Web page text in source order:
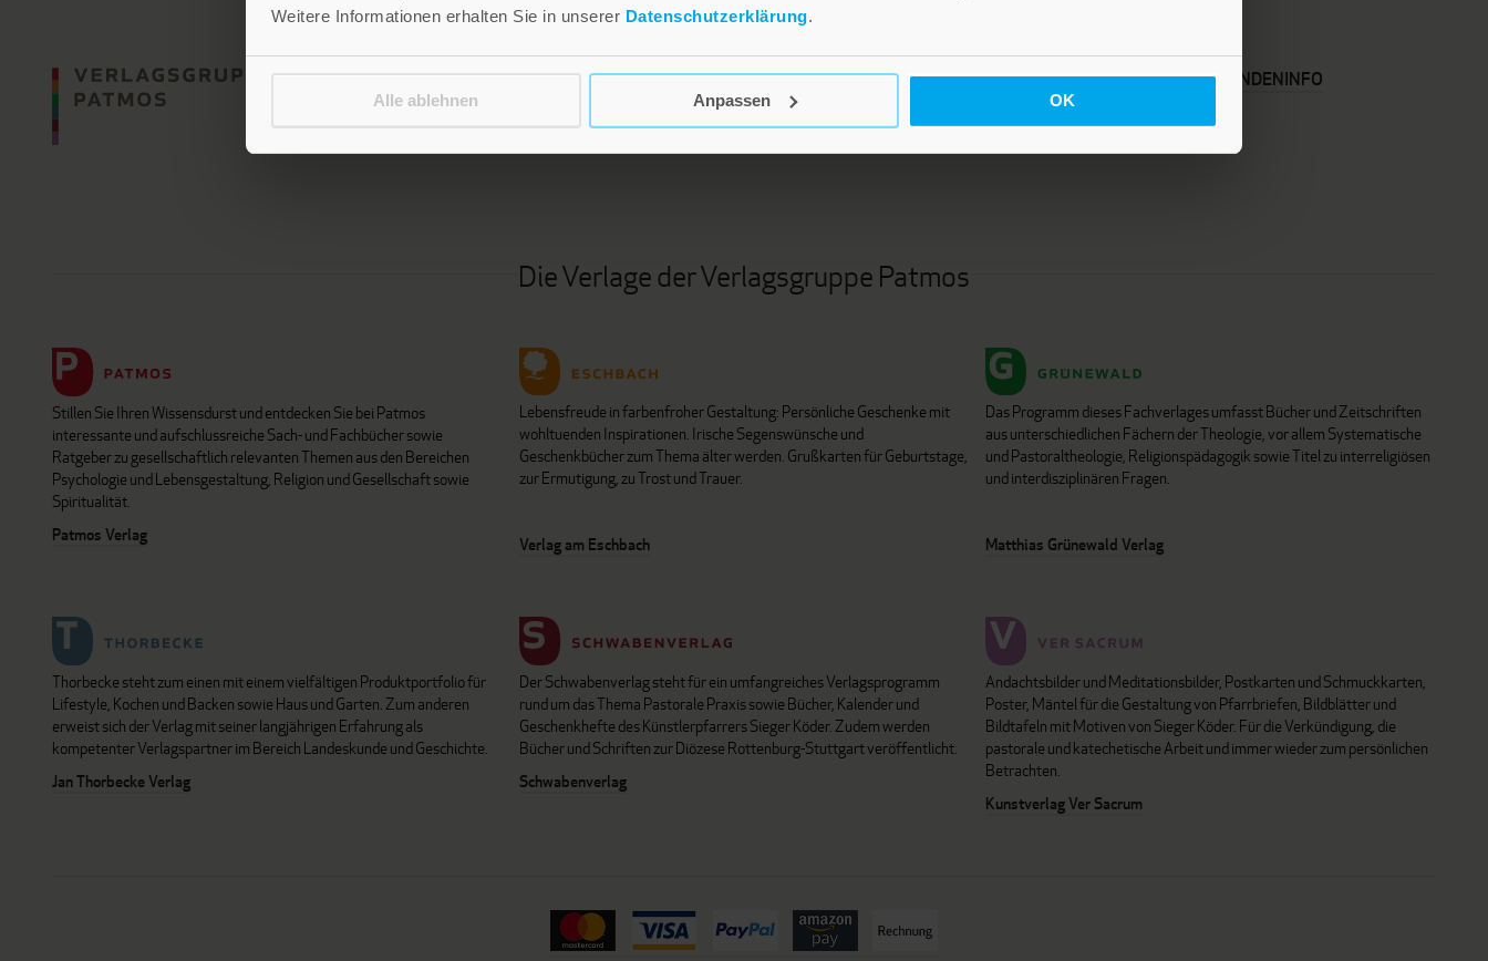
Weitere Informationen erhalten Sie in unserer Datenschutzerklärung.
Alle ablehnen Anpassen OK
LEBE GUT MAGAZIN NEWSLETTER KARRIERE KUNDENINFO
Die Verlage der Verlagsgruppe Patmos
Stillen Sie Ihren Wissensdurst und entdecken Sie bei Patmos
interessante und aufschlussreiche Sach- und Fachbücher sowie
Ratgeber zu gesellschaftlich relevanten Themen aus den Bereichen
Psychologie und Lebensgestaltung, Religion und Gesellschaft sowie
Spiritualität.
Patmos Verlag
Lebensfreude in farbenfroher Gestaltung: Persönliche Geschenke mit
wohltuenden Inspirationen. Irische Segenswünsche und
Geschenkbücher zum Thema älter werden. Grußkarten für Geburtstage,
zur Ermutigung, zu Trost und Trauer.
Verlag am Eschbach
Das Programm dieses Fachverlages umfasst Bücher und Zeitschriften
aus unterschiedlichen Fächern der Theologie, vor allem Systematische
und Pastoraltheologie, Religionspädagogik sowie Titel zu interreligiösen
und interdisziplinären Fragen.
Matthias Grünewald Verlag
Thorbecke steht zum einen mit einem vielfältigen Produktportfolio für
Lifestyle, Kochen und Backen sowie Haus und Garten. Zum anderen
erweist sich der Verlag mit seiner langjährigen Erfahrung als
kompetenter Verlagspartner im Bereich Landeskunde und Geschichte.
Jan Thorbecke Verlag
Der Schwabenverlag steht für ein umfangreiches Verlagsprogramm
rund um das Thema Pastorale Praxis sowie Bücher, Kalender und
Geschenkhefte des Künstlerpfarrers Sieger Köder. Zudem werden
Bücher und Schriften zur Diözese Rottenburg-Stuttgart veröffentlicht.
Schwabenverlag
Andachtsbilder und Meditationsbilder, Postkarten und Schmuckkarten,
Poster, Mäntel für die Gestaltung von Pfarrbriefen, Bildblätter und
Bildtafeln mit Motiven von Sieger Köder. Für die Verkündigung, die
pastorale und katechetische Arbeit und immer wieder zum persönlichen
Betrachten.
Kunstverlag Ver Sacrum